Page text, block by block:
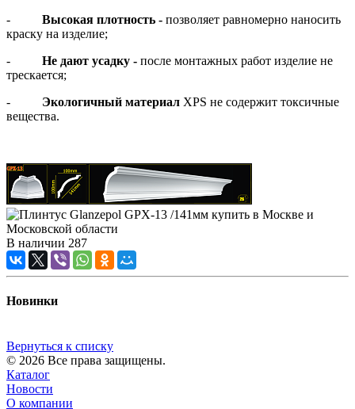
- Высокая плотность - позволяет равномерно наносить
краску на изделие;
- Не дают усадку - после монтажных работ изделие не
трескается;
- Экологичный материал XPS не содержит токсичные
вещества.
В наличии 287
Новинки
Вернуться к списку
© 2026 Все права защищены.
Каталог
Новости
О компании